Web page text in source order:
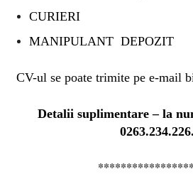
CURIERI
MANIPULANT DEPOZIT
CV-ul se poate trimite pe e-mail
Detalii suplimentare – la
0263.234.226.